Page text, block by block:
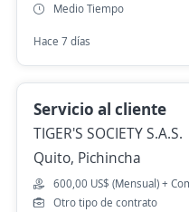
Medio Tiempo
Hace 7 días
Servicio al cliente
TIGER'S SOCIETY S.A.S.
Quito, Pichincha
600,00 US$ (Mensual) +
Otro tipo de contrato